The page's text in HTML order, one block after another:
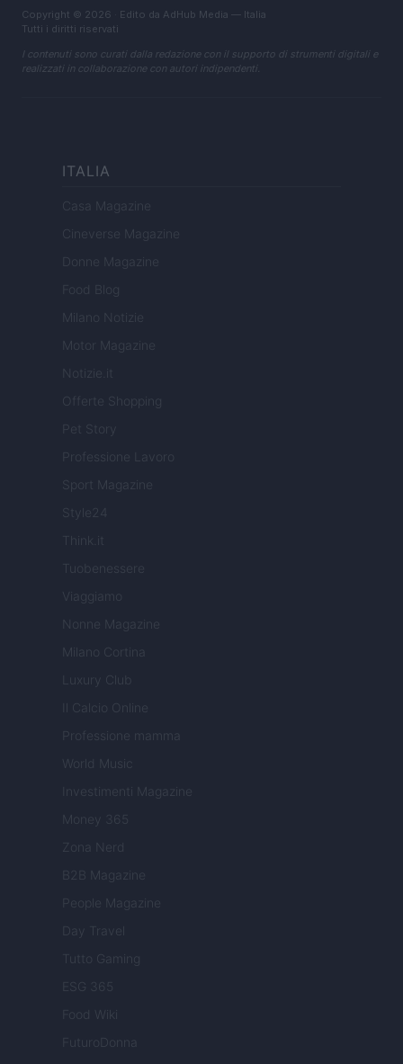
Copyright © 2026 · Edito da AdHub Media — Italia
Tutti i diritti riservati
I contenuti sono curati dalla redazione con il supporto di strumenti digitali e
realizzati in collaborazione con autori indipendenti.
ITALIA
Casa Magazine
Cineverse Magazine
Donne Magazine
Food Blog
Milano Notizie
Motor Magazine
Notizie.it
Offerte Shopping
Pet Story
Professione Lavoro
Sport Magazine
Style24
Think.it
Tuobenessere
Viaggiamo
Nonne Magazine
Milano Cortina
Luxury Club
Il Calcio Online
Professione mamma
World Music
Investimenti Magazine
Money 365
Zona Nerd
B2B Magazine
People Magazine
Day Travel
Tutto Gaming
ESG 365
Food Wiki
FuturoDonna